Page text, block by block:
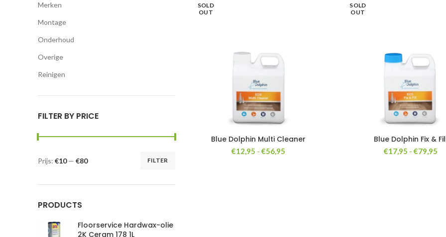
Merken
Montage
Onderhoud
Overige
Reinigen
FILTER BY PRICE
Min.
Max.
FILTER
Prijs: €10— €80
PRODUCTS
Floorservice Hardwax-olie
2K Ceram 178 1L
SOLD
OUT
Blue Dolphin Multi Cleaner
€12,95 - €56,95
SOLD
OUT
Blue Dolphin Fix &
€17,95 - €79,95